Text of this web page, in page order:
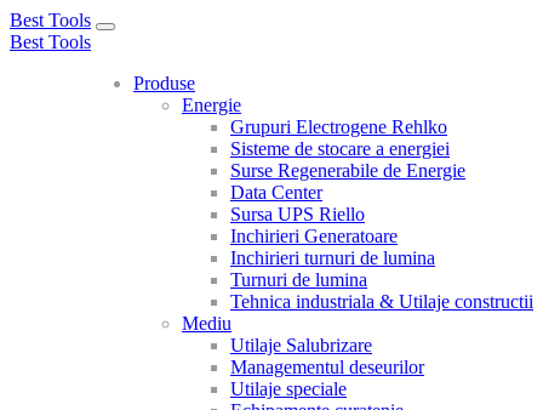
Best Tools
Toggle
Best Tools
Produse
Energie
Grupuri Electrogene Rehlko
Sisteme de stocare a energiei
Surse Regenerabile de Energie
Data Center
Sursa UPS Riello
Inchirieri Generatoare
Inchirieri turnuri de lumina
Turnuri de lumina
Tehnica industriala & Utilaje constructii
Mediu
Utilaje Salubrizare
Managementul deseurilor
Utilaje speciale